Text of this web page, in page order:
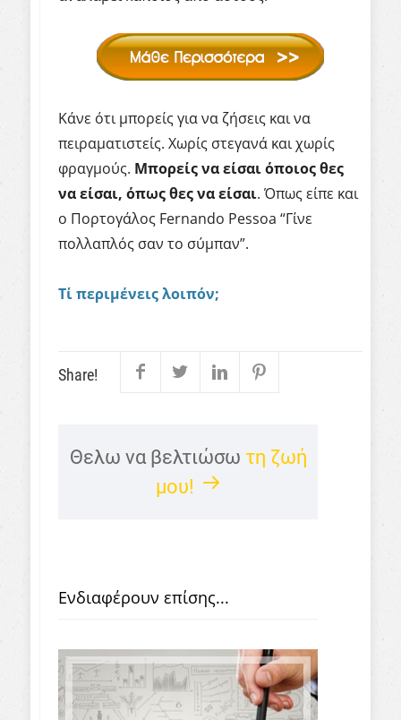
Κάνε ότι μπορείς για να ζήσεις και να
πειραματιστείς. Χωρίς στεγανά και χωρίς
φραγμούς. Μπορείς να είσαι όποιος θες
να είσαι, όπως θες να είσαι. Όπως είπε και
ο Πορτογάλος Fernando Pessoa “Γίνε
πολλαπλός σαν το σύμπαν”.
Τί περιμένεις λοιπόν;
Share!
Θελω να βελτιώσω τη ζωή
μου!
Ενδιαφέρουν επίσης...